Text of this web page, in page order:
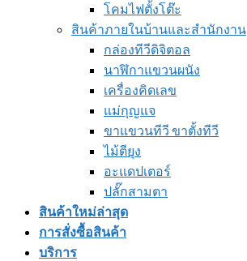
โคมไฟตั้งโต๊ะ
สินค้าภายในบ้านและสำนักงาน
กล่องทีวีดิจิตอล
นาฬิกาแขวนผนัง
เครื่องคิดเลข
แม่กุญแจ
ขาแขวนทีวี ขาตั้งทีวี
ไม้ตียุง
อะแดปเตอร์
ปลั๊กสามตา
สินค้าใหม่ล่าสุด
การสั่งซื้อสินค้า
บริการ